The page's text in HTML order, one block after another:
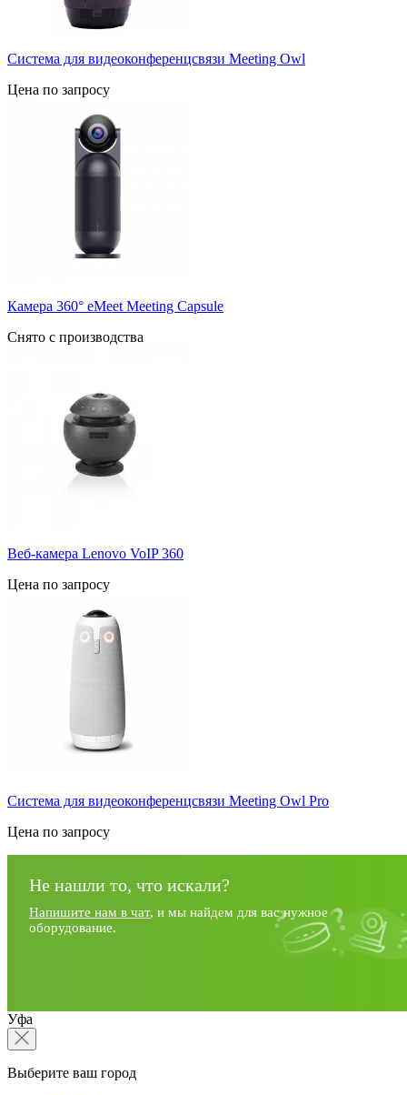
Система для видеоконференцсвязи Meeting Owl
Цена по запросу
Камера 360° eMeet Meeting Capsule
Снято с производства
Веб-камера Lenovo VoIP 360
Цена по запросу
Система для видеоконференцсвязи Meeting Owl Pro
Цена по запросу
Не нашли то, что искали?
Напишите нам в чат, и мы найдем для вас нужное
оборудование.
Уфа
Выберите ваш город